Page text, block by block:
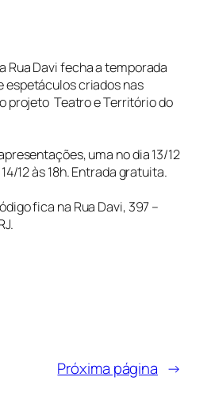
Rua Davi fecha a temporada
espetáculos criados nas
projeto Teatro e Território do
uma no dia 13/12
12 às 18h. Entrada gratuita.
fica na Rua Davi, 397 –
Próxima página →